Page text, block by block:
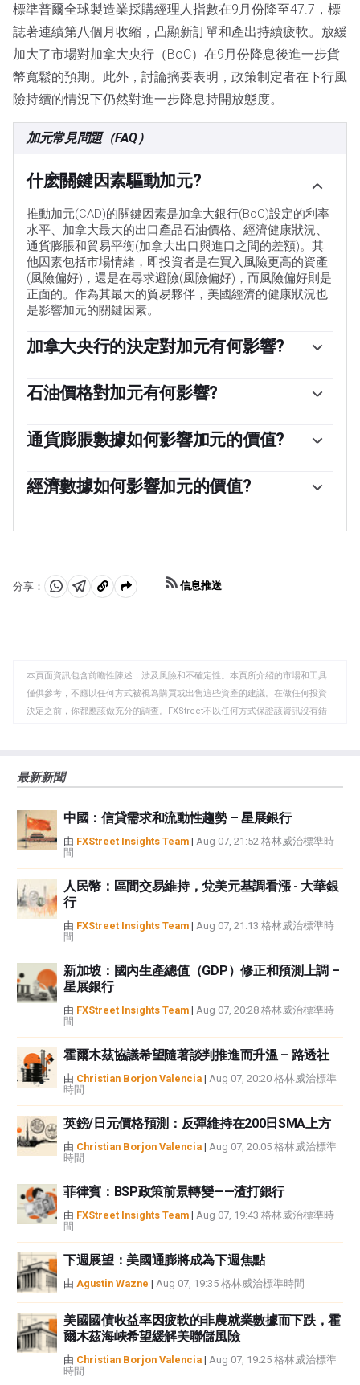
標準普爾全球製造業採購經理人指數在9月份降至47.7，標
誌著連續第八個月收縮，凸顯新訂單和產出持續疲軟。放緩
加大了市場對加拿大央行（BoC）在9月份降息後進一步貨
幣寬鬆的預期。此外，討論摘要表明，政策制定者在下行風
險持續的情況下仍然對進一步降息持開放態度。
加元常見問題（FAQ）
什麽關鍵因素驅動加元?
推動加元(CAD)的關鍵因素是加拿大銀行(BoC)設定的利率
水平、加拿大最大的出口產品石油價格、經濟健康狀況、
通貨膨脹和貿易平衡(加拿大出口與進口之間的差額)。其
他因素包括市場情緒，即投資者是在買入風險更高的資產
(風險偏好)，還是在尋求避險(風險偏好)，而風險偏好則是
正面的。作為其最大的貿易夥伴，美國經濟的健康狀況也
是影響加元的關鍵因素。
加拿大央行的決定對加元有何影響?
對加元具有重大影響。這影響到每個人的利率水平。加拿
大央行的主要目標是通過上調或下調利率，將通貨膨脹率
行還可以利用量化寬松和緊縮政策來影響信貸狀況，前者
石油價格對加元有何影響?
最大的出口產品，因此石油價格往往對加元價值產生直接
影響。一般來說，如果油價上漲，加元也會上漲，因為對
高的油價也傾向於導致貿易順差的可能性更大，這也支持
通貨膨脹數據如何影響加元的價值?
種貨幣的負面因素，但在現代，隨著跨境資本管製的放
松，情況實際上正好相反。較高的通貨膨脹率往往會導致
尋求利潤豐厚的投資場所的全球投資者。這增加了對當地
經濟數據如何影響加元的價值?
元產生影響。GDP、製造業和服務業pmi、就業和消費者
拿大銀行提高利率，從而導致貨幣走強。然而，如果經濟
數據疲弱，加元可能會下跌。
分享：
分 分 複
板
信息推送
本頁面資訊包含前瞻性陳述，涉及風險和不確定性。本頁所介紹的市場和工具
僅供參考，不應以任何方式被視為購買或出售這些資產的建議。在做任何投資
決定之前，你都應該做充分的調查。FXStreet不以任何方式保證該資訊沒有錯
觀點，並不代表FXStreet或其廣告商的官方政策或立場。作者不對本頁連結的
如果文章正文中沒有明確提到，在撰寫本文時，作者在本文中提到的任何股票
中都沒有頭寸，也沒有與文中提到的任何公司有業務關係。除了FXStreet，作
者沒有收到撰寫這篇文章的報酬。
FXStreet和作者不提供個性化的建議。作者對該資訊的準確性、完整性或適用
性不作任何陳述。FXStreet和作者將不承擔任何錯誤，遺漏或任何損失，傷害
或損害由此資訊及其顯示或使用引起的。錯誤和遺漏除外。本文作者和
FXStreet並非註冊投資顧問，本文內容無意提供任何投資建議。
最新新聞
中國：信貸需求和流動性趨勢 – 星展銀行
由 FXStreet Insights Team | Aug 07, 21:52 格林威治標準時
間
人民幣：區間交易維持，兌美元基調看漲 - 大華銀
行
由 FXStreet Insights Team | Aug 07, 21:13 格林威治標準時
間
新加坡：國內生產總值（GDP）修正和預測上調 –
星展銀行
由 FXStreet Insights Team | Aug 07, 20:28 格林威治標準時
間
霍爾木茲協議希望隨著談判推進而升溫 – 路透社
由 Christian Borjon Valencia | Aug 07, 20:20 格林威治標準
時間
英鎊/日元價格預測：反彈維持在200日SMA上方
由 Christian Borjon Valencia | Aug 07, 20:05 格林威治標準
時間
菲律賓：BSP政策前景轉變——渣打銀行
由 FXStreet Insights Team | Aug 07, 19:43 格林威治標準時
間
下週展望：美國通膨將成為下週焦點
由 Agustin Wazne | Aug 07, 19:35 格林威治標準時間
美國國債收益率因疲軟的非農就業數據而下跌，霍
爾木茲海峽希望緩解美聯儲風險
由 Christian Borjon Valencia | Aug 07, 19:25 格林威治標準
時間